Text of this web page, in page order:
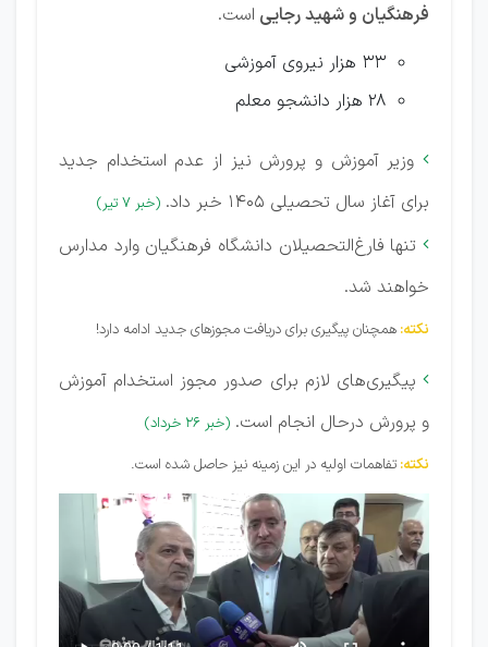
فرهنگیان و شهید رجایی است.
33 هزار نیروی آموزشی
28 هزار دانشجو معلم
 وزیر آموزش و پرورش نیز از عدم استخدام جدید
برای آغاز سال تحصیلی 1405 خبر داد.
(خبر 7 تیر)
 تنها فارغ‌التحصیلان دانشگاه فرهنگیان وارد مدارس
خواهند شد.
نکته: همچنان پیگیری برای دریافت مجوزهای جدید ادامه دارد!
 پیگیری‌های لازم برای صدور مجوز استخدام آموزش
و پرورش درحال انجام است. (خبر 26 خرداد)
نکته: تفاهمات اولیه در این زمینه نیز حاصل شده است.